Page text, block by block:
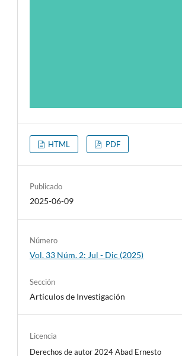
HTML PDF
Publicado
2025-06-09
Número
Vol. 33 Núm. 2: Jul - Dic (2025)
Sección
Artículos de Investigación
Licencia
Derechos de autor 2024 Abad Ernesto